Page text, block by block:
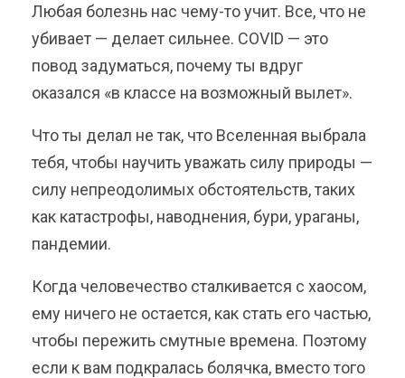
Любая болезнь нас чему-то учит. Все, что не
убивает — делает сильнее. COVID — это
повод задуматься, почему ты вдруг
оказался «в классе на возможный вылет».
Что ты делал не так, что Вселенная выбрала
тебя, чтобы научить уважать силу природы —
силу непреодолимых обстоятельств, таких
как катастрофы, наводнения, бури, ураганы,
пандемии.
Когда человечество сталкивается с хаосом,
ему ничего не остается, как стать его частью,
чтобы пережить смутные времена. Поэтому
если к вам подкралась болячка, вместо того